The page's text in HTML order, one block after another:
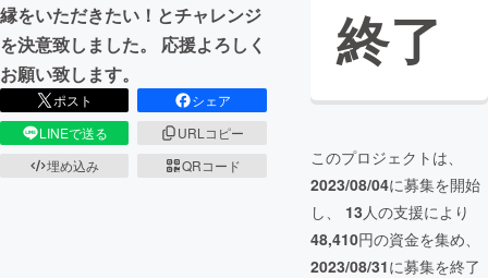
縁をいただきたい！とチャレンジ
を決意致しました。 応援よろしく
お願い致します。
ポスト
シェア
LINEで送る
URLコピー
埋め込み
QRコード
終了
このプロジェクトは、
2023/08/04に募集を開始
し、 13人の支援により
48,410円の資金を集め、
2023/08/31に募集を終了